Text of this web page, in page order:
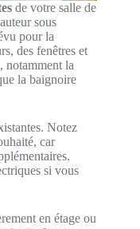
de votre salle de
sous
pour la
des fenêtres et
notamment la
la baignoire
Notez
car
si vous
en étage ou